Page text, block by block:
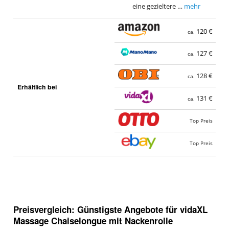
eine gezieltere … mehr
Erhältlich bei
ca. 120 €
ca. 127 €
ca. 128 €
ca. 131 €
Top Preis
Top Preis
Preisvergleich: Günstigste Angebote für vidaXL
Massage Chaiselongue mit Nackenrolle